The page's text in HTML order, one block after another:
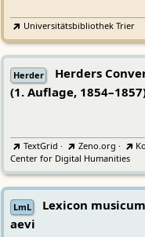
Universitätsbibliothek Trier
Herder
Herders
(1. Auflage,
TextGrid · Zeno.org ·
Center for Digital Humanities
LmL
Lexicon
aevi